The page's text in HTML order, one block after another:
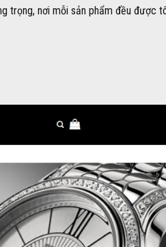
trọng, nơi mỗi sản phẩm đều được